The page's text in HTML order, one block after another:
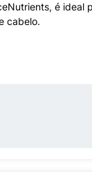
é ideal
cabelo.